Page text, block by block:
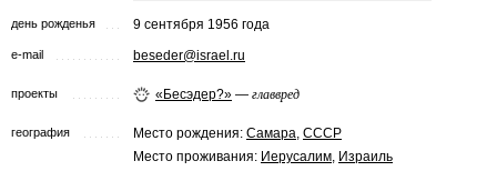
день рожденья 9 сентября 1956 года
e-mail beseder@israel.ru
проекты «Бесэдер?» — главвред
география Место рождения: Самара, СССР
Место проживания: Иерусалим, Израиль